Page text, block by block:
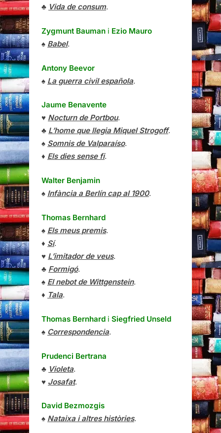
♣ Vida de consum.
Zygmunt Bauman i Ezio Mauro
♠ Babel.
Antony Beevor
♠ La guerra civil española.
Jaume Benavente
♥ Nocturn de Portbou.
♣ L’home que llegia Miquel Strogoff.
♠ Somnis de Valparaíso.
♦ Els dies sense fi.
Walter Benjamin
♠ Infància a Berlín cap al 1900.
Thomas Bernhard
♠ Els meus premis.
♦ Sí.
♥ L’imitador de veus.
♣ Formigó.
♠ El nebot de Wittgenstein.
♦ Tala.
Thomas Bernhard i Siegfried Unseld
♠ Correspondencia.
Prudenci Bertrana
♣ Violeta.
♥ Josafat.
David Bezmozgis
♠ Nataixa i altres històries.